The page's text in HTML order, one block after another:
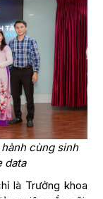
cùng sinh
data
là Trưởng khoa